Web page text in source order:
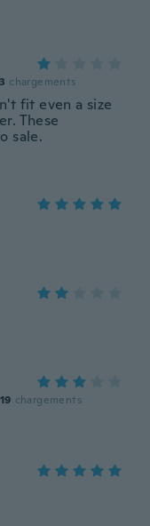
3 chargements
fit even a size
These
sale.
19 chargements